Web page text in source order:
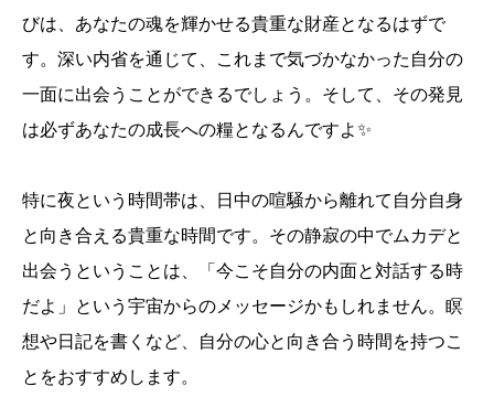
びは、あなたの魂を輝かせる貴重な財産となるはずで
す。深い内省を通じて、これまで気づかなかった自分の
一面に出会うことができるでしょう。そして、その発見
は必ずあなたの成長への糧となるんですよ✨
特に夜という時間帯は、日中の喧騒から離れて自分自身
と向き合える貴重な時間です。その静寂の中でムカデと
出会うということは、「今こそ自分の内面と対話する時
だよ」という宇宙からのメッセージかもしれません。瞑
想や日記を書くなど、自分の心と向き合う時間を持つこ
とをおすすめします。